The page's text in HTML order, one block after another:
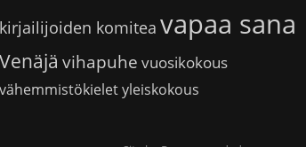
kirjailijoiden komitea vapaa sana
Venäjä vihapuhe vuosikokous
vähemmistökieletyleiskokous